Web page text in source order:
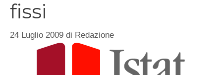
fissi
24 Luglio 2009 di Redazione